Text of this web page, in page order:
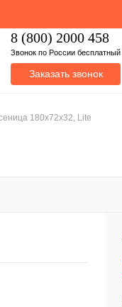
8 (800) 2000 458
Звонок по России бесплатный
Заказать звонок
180x72x32, Lite